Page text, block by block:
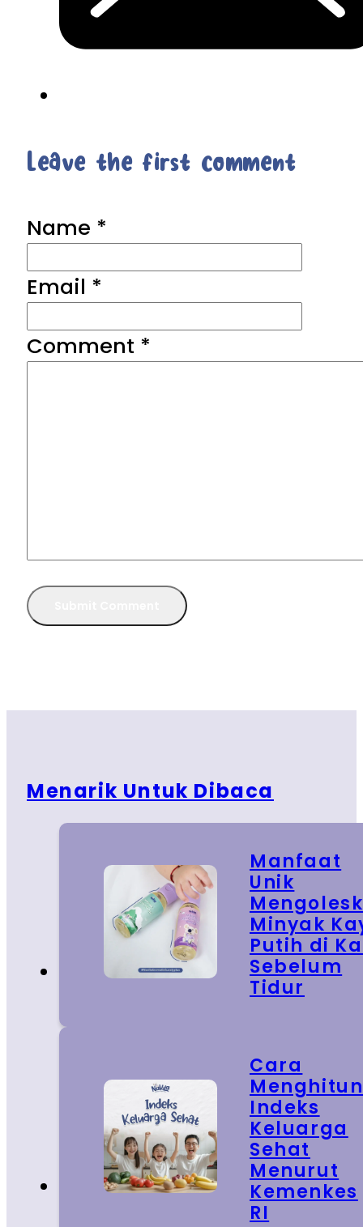
Leave the first comment
Name *
Email *
Comment *
Menarik Untuk Dibaca
Manfaat
Unik
Minyak
Putih di
Sebelum
Tidur
Cara
Indeks
Keluarga
Sehat
Menurut
Kemenkes
RI